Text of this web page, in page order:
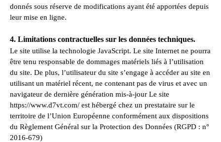
donnés sous réserve de modifications ayant été apportées depuis
leur mise en ligne.
4. Limitations contractuelles sur les données techniques.
Le site utilise la technologie JavaScript. Le site Internet ne pourra
être tenu responsable de dommages matériels liés à l’utilisation
du site. De plus, l’utilisateur du site s’engage à accéder au site en
utilisant un matériel récent, ne contenant pas de virus et avec un
navigateur de dernière génération mis-à-jour Le site
https://www.d7vt.com/ est hébergé chez un prestataire sur le
territoire de l’Union Européenne conformément aux dispositions
du Règlement Général sur la Protection des Données (RGPD : n°
2016-679)